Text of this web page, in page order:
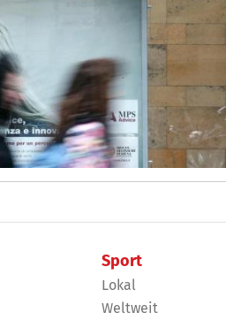
Sport
Lokal
Weltweit